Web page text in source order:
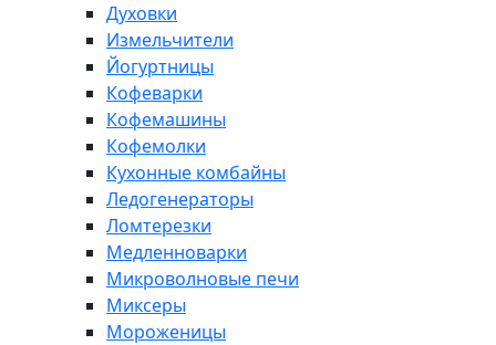
Духовки
Измельчители
Йогуртницы
Кофеварки
Кофемашины
Кофемолки
Кухонные комбайны
Ледогенераторы
Ломтерезки
Медленноварки
Микроволновые печи
Миксеры
Мороженицы